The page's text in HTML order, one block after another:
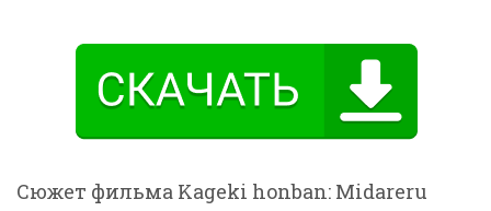
Сюжет фильма Kageki honban: Midareru